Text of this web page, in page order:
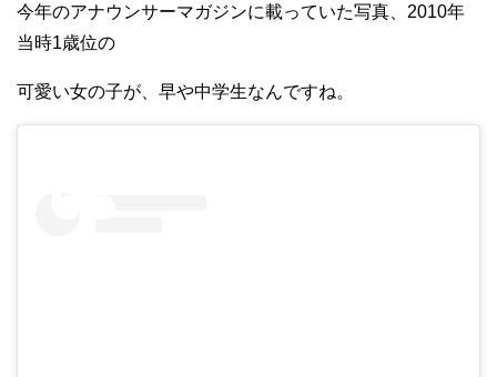
今年のアナウンサーマガジンに載っていた写真、2010年
当時1歳位の
可愛い女の子が、早や中学生なんですね。